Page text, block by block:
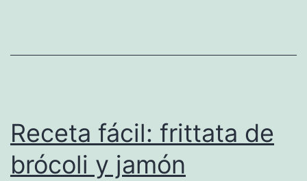
Receta fácil: frittata de
brócoli y jamón